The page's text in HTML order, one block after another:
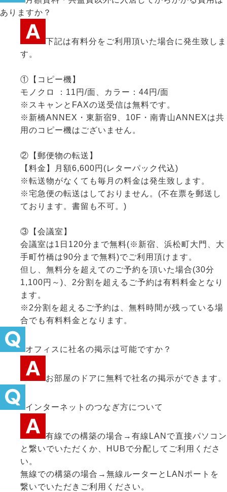
ありますか？
下記は有料分をご利用頂いた場合に発生致しま
す。
①【コピー機】
モノクロ ：11円/面、カラー：44円/面
※スキャンとFAXの送受信は無料です。
※新橋ANNEX・東新宿9、10F・南青山ANNEXは共
用のコピー機はございません。
②【郵便物の転送】
【料金】月額6,600円(レターパック代込)
※転送物がなくても毎月の料金は発生致します。
※宅急便の転送はしておりません。(不在票を郵送し
ております。書留も不可。)
③【会議室】
会議室は1日120分まで無料(※新宿、浜松町大門、大
手町竹橋は90分まで無料)でご利用頂けます。
但し、無料分を超えてのご予約を頂いた場合(30分
1,100円～)、2分割を超えるご予約は有料料金となり
ます。
※2分割を超えるご予約は、無料時間が残っている場
合でも有料料金となります。
オフィスに社名の掲示は可能ですか？
お部屋のドアに無料で社名の掲示ができます。
インターネットのつなぎ方について
有線での構築の場合→有線LANで直接パソコン
と繋いでいただくか、HUBで分配してご利用くださ
い。
無線での構築の場合→無線ルーターとLANポートを
繋いでいただきご利用ください。